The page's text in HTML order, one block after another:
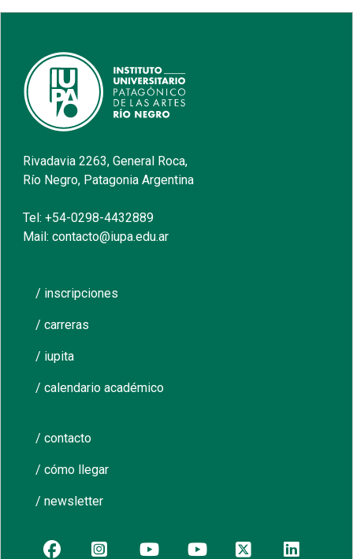
Rivadavia 2263, General Roca,
Río Negro, Patagonia Argentina
Tel: +54-0298-4432889
Mail: contacto@iupa.edu.ar
/ inscripciones
/ carreras
/ iupita
/ calendario académico
/ contacto
/ cómo llegar
/ newsletter